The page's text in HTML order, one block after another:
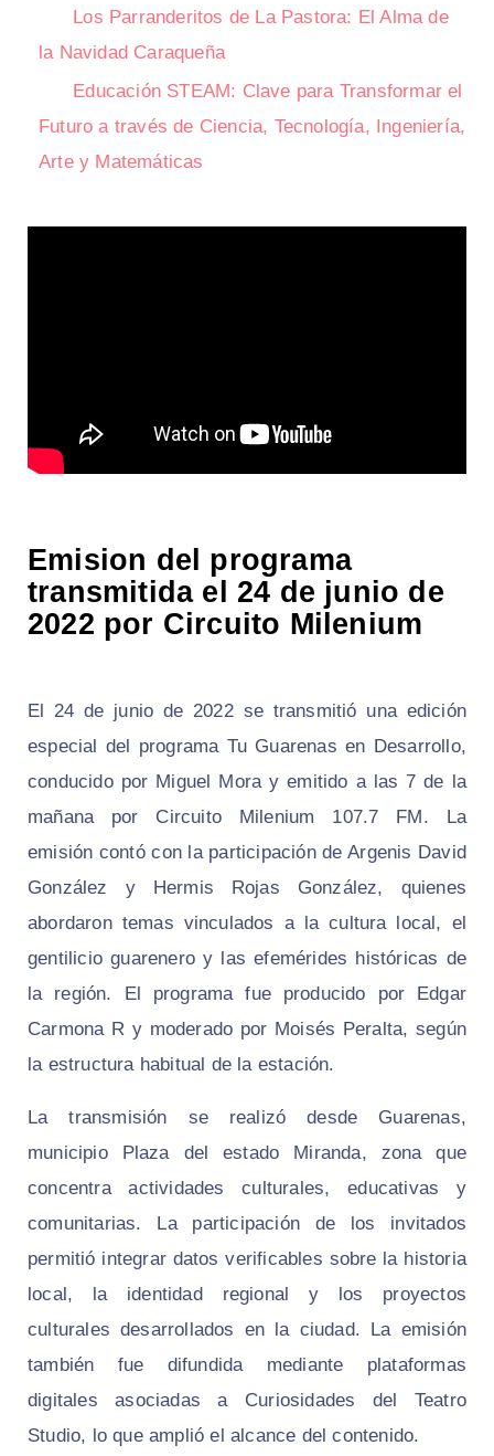
Los Parranderitos de La Pastora: El Alma de
la Navidad Caraqueña
Educación STEAM: Clave para Transformar el
Futuro a través de Ciencia, Tecnología, Ingeniería,
Arte y Matemáticas
Emision del programa
transmitida el 24 de junio de
2022 por Circuito Milenium
El 24 de junio de 2022 se transmitió una edición
especial del programa Tu Guarenas en Desarrollo,
conducido por Miguel Mora y emitido a las 7 de la
mañana por Circuito Milenium 107.7 FM. La
emisión contó con la participación de Argenis David
González y Hermis Rojas González, quienes
abordaron temas vinculados a la cultura local, el
gentilicio guarenero y las efemérides históricas de
la región. El programa fue producido por Edgar
Carmona R y moderado por Moisés Peralta, según
la estructura habitual de la estación.
La transmisión se realizó desde Guarenas,
municipio Plaza del estado Miranda, zona que
concentra actividades culturales, educativas y
comunitarias. La participación de los invitados
permitió integrar datos verificables sobre la historia
local, la identidad regional y los proyectos
culturales desarrollados en la ciudad. La emisión
también fue difundida mediante plataformas
digitales asociadas a Curiosidades del Teatro
Studio, lo que amplió el alcance del contenido.